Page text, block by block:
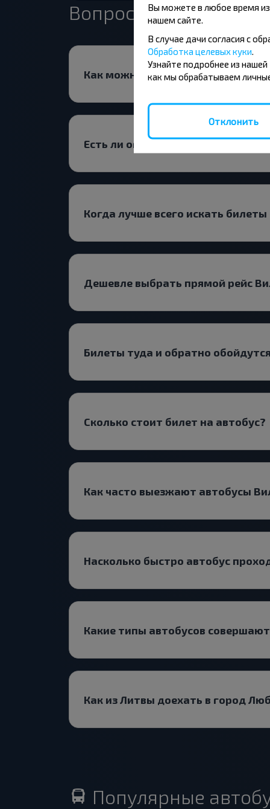
Вопрос - Ответ
Как можно забронировать
Есть ли ограничения на поездки
Когда лучше всего искать
Дешевле выбрать прямой рейс
Билеты туда и обратно
Сколько стоит билет на автобус?
Как часто выезжают автобусы
Насколько быстро автобус
Какие типы автобусов
Как из Литвы доехать в город
Популярные
Вы можете в любое время
нашем сайте.
В случае дачи согласия с
Обработка целевых куки
Узнайте подробнее из нашей
как мы обрабатываем
Отклонить